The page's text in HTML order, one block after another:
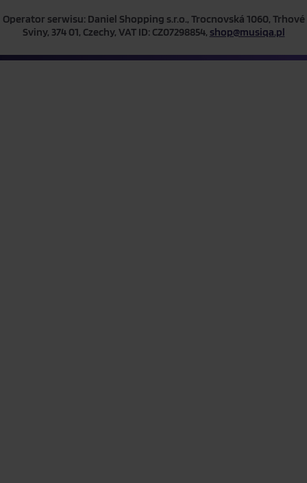
Operator serwisu: Daniel Shopping s.r.o., Trocnovská 1060, Trhové
Sviny, 374 01, Czechy, VAT ID: CZ07298854, shop@musiqa.pl